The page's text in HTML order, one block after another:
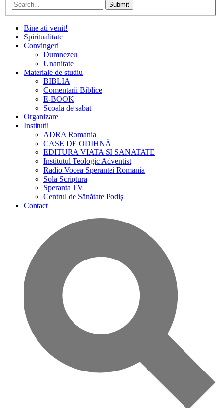
Submit
Bine ati venit!
Spiritualitate
Convingeri
Dumnezeu
Unanitate
Materiale de studiu
BIBLIA
Comentarii Biblice
E-BOOK
Scoala de sabat
Organizare
Institutii
ADRA Romania
CASE DE ODIHNĂ
EDITURA VIATA SI SANATATE
Institutul Teologic Adventist
Radio Vocea Sperantei Romania
Sola Scriptura
Speranta TV
Centrul de Sănătate Podiş
Contact